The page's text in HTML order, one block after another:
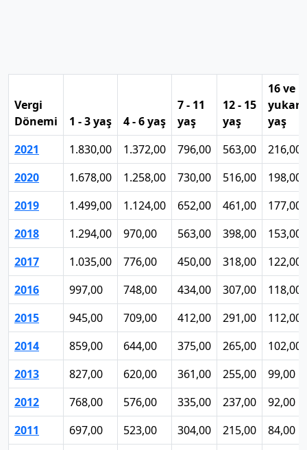
Vergi
Dönemi
1 - 3 yaş 4 - 6 yaş
7 - 11
yaş
12 - 15
yaş
16 ve
yukarı
yaş
2021
1.830,00 1.372,00 796,00 563,00
216,00
2020
1.678,00 1.258,00 730,00 516,00
198,00
2019
1.499,00 1.124,00 652,00 461,00
177,00
2018
1.294,00 970,00 563,00 398,00
153,00
2017
1.035,00 776,00 450,00 318,00
122,00
2016
997,00 748,00 434,00 307,00
118,00
2015
945,00 709,00 412,00 291,00
112,00
2014
859,00 644,00 375,00 265,00
102,00
2013
827,00 620,00 361,00 255,00
99,00
2012
768,00 576,00 335,00 237,00
92,00
2011
697,00 523,00 304,00 215,00
84,00